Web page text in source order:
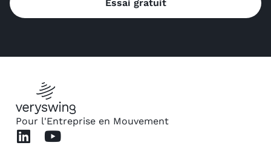
Essai gratuit
Pour l'Entreprise en Mouvement